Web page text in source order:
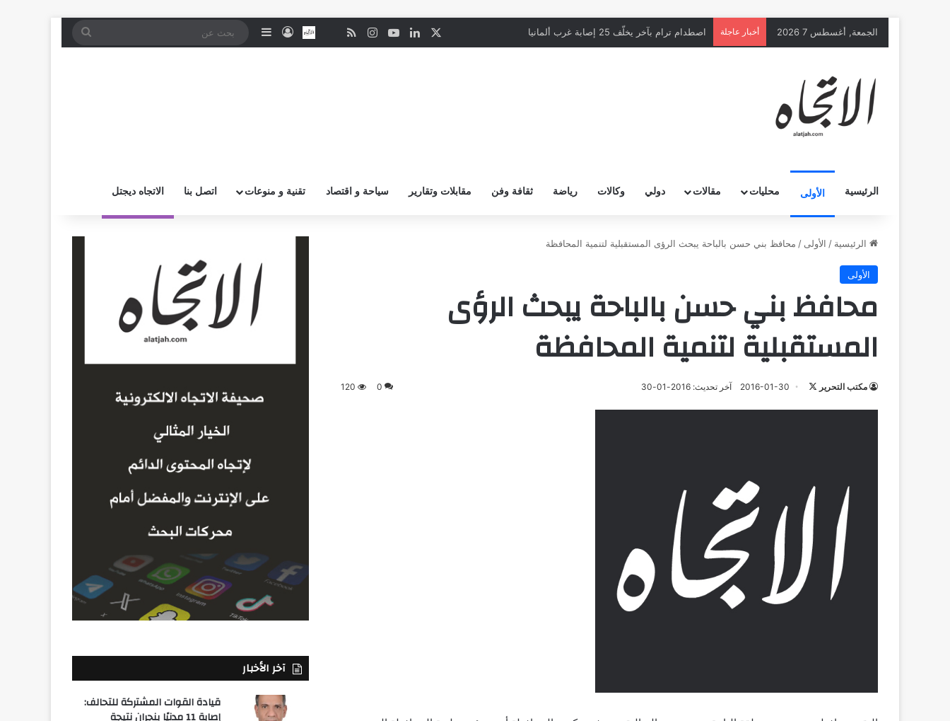
الجمعة, أغسطس 7 2026 أخبار عاجلة اصطدام ترام بآخر يخلّف 25 إصابة غرب ألمانيا لينكدإن‫YouTube
انستقرامملخص الموقع RSS
نبض اتصل بــنـا
تسجيل الدخول
إضافة عمود جانبي
بحث
الرئيسية الأولى محليات مقالات دولي وكالات رياضة ثقافة وفن مقابلات وتقارير سياحة و اقتصاد تقنية و منوعات اتصل بنا الاتجاه ديجتل
الرئيسية / الأولى / محافظ بني حسن بالباحة يبحث الرؤى المستقبلية لتنمية المحافظة
الأولى
محافظ بني حسن بالباحة يبحث الرؤى
المستقبلية لتنمية المحافظة
مكتب التحرير 2016-01-30 آخر تحديث: 2016-01-30 0
120
آخر الأخبار
قيادة القوات المشتركة للتحالف: